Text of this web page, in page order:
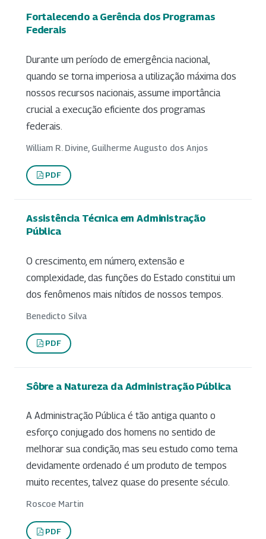
Fortalecendo a Gerência dos Programas
Federais
Durante um período de emergência nacional,
quando se torna imperiosa a utilização máxima dos
nossos recursos nacionais, assume importância
crucial a execução eficiente dos programas
federais.
William R. Divine, Guilherme Augusto dos Anjos
PDF
Assistência Técnica em Administração
Pública
O crescimento, em número, extensão e
complexidade, das funções do Estado constitui um
dos fenômenos mais nítidos de nossos tempos.
Benedicto Silva
PDF
Sôbre a Natureza da Administração Pública
A Administração Pública é tão antiga quanto o
esforço conjugado dos homens no sentido de
melhorar sua condição, mas seu estudo como tema
devidamente ordenado é um produto de tempos
muito recentes, talvez quase do presente século.
Roscoe Martin
PDF